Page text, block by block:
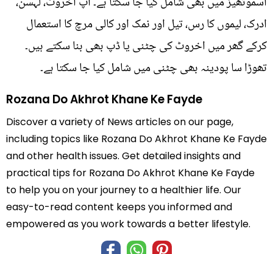
ادرک، لیموں کا رس، تیل اور نمک اور کالی مرچ کا استعمال
کرکے گھر میں اخروٹ کی چٹنی یا ڈپ بھی بنا سکتے ہیں۔
تھوڑا سا پودینہ بھی چٹنی میں شامل کیا جا سکتا ہے۔
Rozana Do Akhrot Khane Ke Fayde
Discover a variety of News articles on our page,
including topics like Rozana Do Akhrot Khane Ke Fayde
and other health issues. Get detailed insights and
practical tips for Rozana Do Akhrot Khane Ke Fayde
to help you on your journey to a healthier life. Our
easy-to-read content keeps you informed and
empowered as you work towards a better lifestyle.